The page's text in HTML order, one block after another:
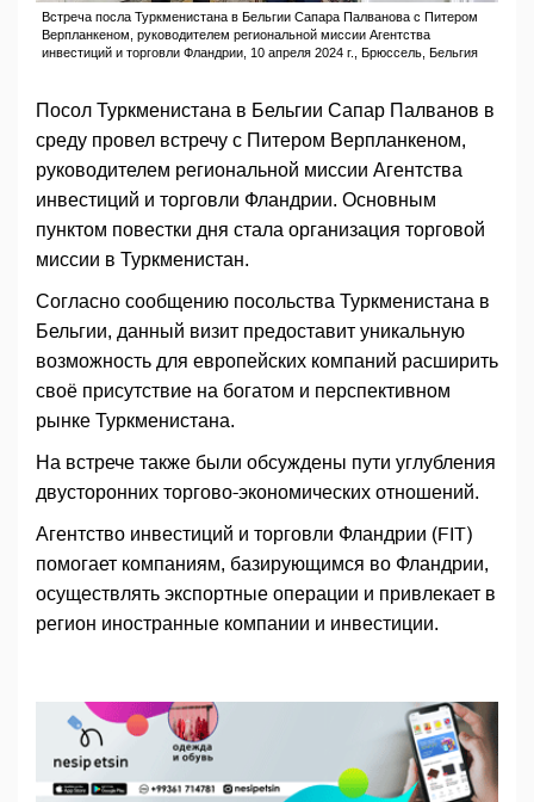
Встреча посла Туркменистана в Бельгии Сапара Палванова с Питером
Верпланкеном, руководителем региональной миссии Агентства
инвестиций и торговли Фландрии, 10 апреля 2024 г., Брюссель, Бельгия
Посол Туркменистана в Бельгии Сапар Палванов в
среду провел встречу с Питером Верпланкеном,
руководителем региональной миссии Агентства
инвестиций и торговли Фландрии. Основным
пунктом повестки дня стала организация торговой
миссии в Туркменистан.
Согласно сообщению посольства Туркменистана в
Бельгии, данный визит предоставит уникальную
возможность для европейских компаний расширить
своё присутствие на богатом и перспективном
рынке Туркменистана.
На встрече также были обсуждены пути углубления
двусторонних торгово-экономических отношений.
Агентство инвестиций и торговли Фландрии (FIT)
помогает компаниям, базирующимся во Фландрии,
осуществлять экспортные операции и привлекает в
регион иностранные компании и инвестиции.